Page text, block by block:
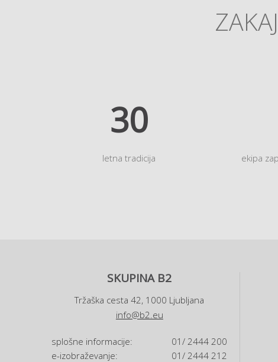
35
letna tradicija ekipa
SKUPINA B2
Tržaška cesta 42, 1000 Ljubljana
info@b2.eu
splošne informacije:
01/ 2444 200
e-izobraževanje:
01/ 2444 212